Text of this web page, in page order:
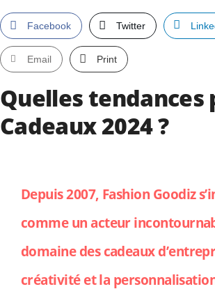
Facebook Twitter
Email Print
Quelles tendances
Cadeaux 2024 ?
Depuis 2007, Fashion Goodiz
comme un acteur
domaine des cadeaux
créativité et la